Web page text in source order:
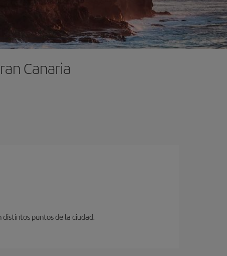
Canaria
puntos de la ciudad.